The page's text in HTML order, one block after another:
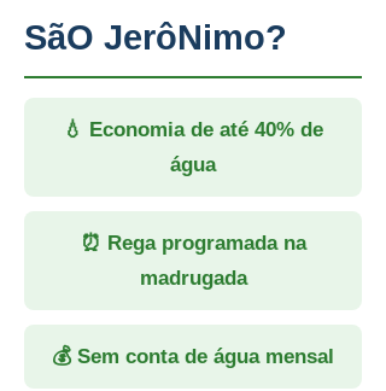
SãO JerôNimo?
💧 Economia de até 40% de
água
⏰ Rega programada na
madrugada
💰 Sem conta de água mensal